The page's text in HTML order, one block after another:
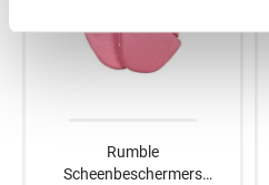
Rumble
Scheenbeschermers